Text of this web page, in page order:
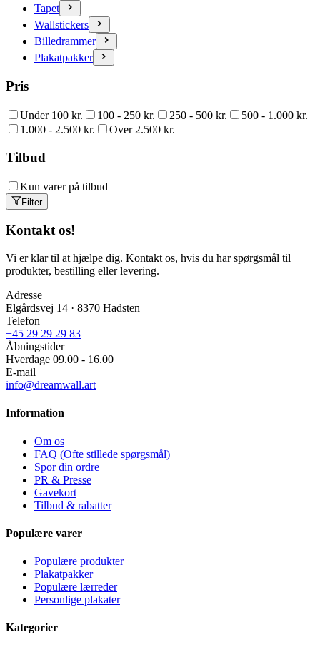
Tapet
Wallstickers
Billedrammer
Plakatpakker
Pris
Under 100 kr. 100 - 250 kr. 250 - 500 kr.
500 - 1.000 kr.
1.000 - 2.500 kr.
Over 2.500 kr.
Tilbud
Kun varer på tilbud
Filter
Kontakt os!
Vi er klar til at hjælpe dig. Kontakt os, hvis du har spørgsmål til
produkter, bestilling eller levering.
Adresse
Elgårdsvej 14 · 8370 Hadsten
Telefon
+45 29 29 29 83
Åbningstider
Hverdage 09.00 - 16.00
E-mail
info@dreamwall.art
Information
Om os
FAQ (Ofte stillede spørgsmål)
Spor din ordre
PR & Presse
Gavekort
Tilbud & rabatter
Populære varer
Populære produkter
Plakatpakker
Populære lærreder
Personlige plakater
Kategorier